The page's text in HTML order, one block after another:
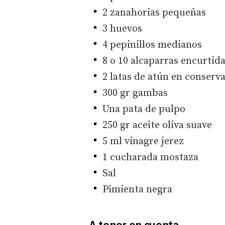
2 zanahorias pequeñas
3 huevos
4 pepinillos medianos
8 o 10 alcaparras
2 latas de atún en conserva
300 gr gambas
Una pata de pulpo
250 gr aceite oliva suave
5 ml vinagre jerez
1 cucharada mostaza
Sal
Pimienta negra